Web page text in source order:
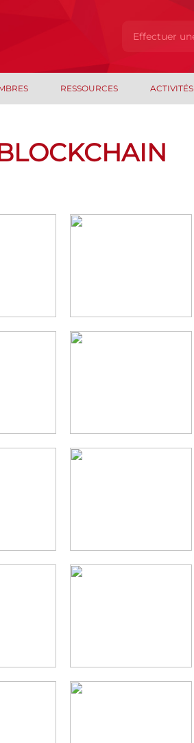
RESSOURCES ACTIVITÉS